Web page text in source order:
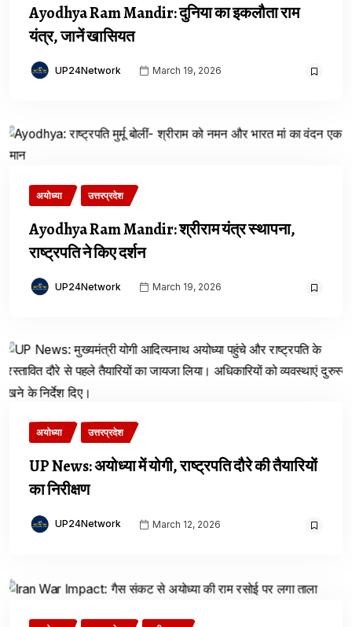
Ayodhya Ram Mandir: दुनिया का इकलौता राम
यंत्र, जानें खासियत
UP24Network March 19, 2026
अयोध्या उत्तरप्रदेश
Ayodhya Ram Mandir: श्रीराम यंत्र स्थापना,
राष्ट्रपति ने किए दर्शन
UP24Network March 19, 2026
अयोध्या उत्तरप्रदेश
UP News: अयोध्या में योगी, राष्ट्रपति दौरे की तैयारियों
का निरीक्षण
UP24Network March 12, 2026